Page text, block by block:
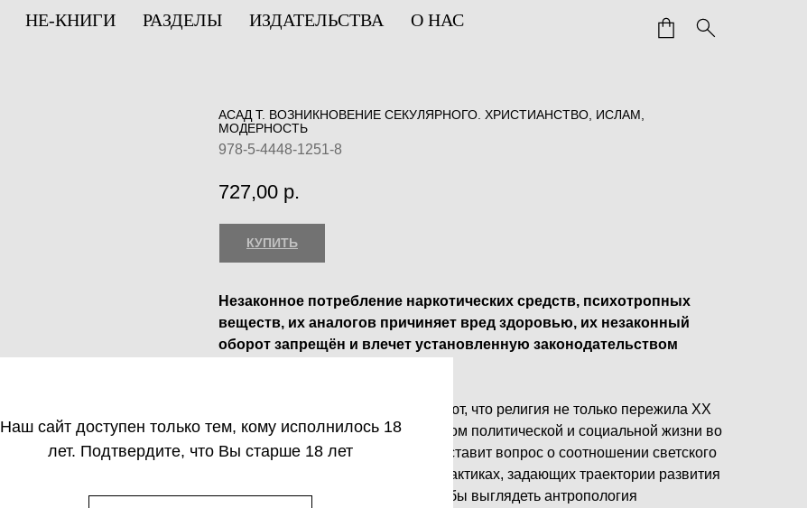
НЕ-КНИГИ РАЗДЕЛЫ ИЗДАТЕЛЬСТВА О НАС
Наш сайт доступен только тем, кому исполнилось 18
лет. Подтвердите, что Вы старше 18 лет
АСАД Т. ВОЗНИКНОВЕНИЕ СЕКУЛЯРНОГО. ХРИСТИАНСТВО, ИСЛАМ,
МОДЕРНОСТЬ
978-5-4448-1251-8
727,00 р.
КУПИТЬ
Незаконное потребление наркотических средств, психотропных
веществ, их аналогов причиняет вред здоровью, их незаконный
оборот запрещён и влечет установленную законодательством
Последние десятилетия показывают, что религия не только пережила XX
век, но и остается важным фактором политической и социальной жизни во
всем мире. Актуальность религии ставит вопрос о соотношении светского
и религиозного в дискурсивных практиках, задающих траектории развития
современных обществ. Как могла бы выглядеть антропология